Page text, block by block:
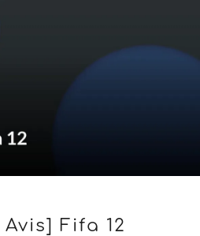
ET
Fifa 12